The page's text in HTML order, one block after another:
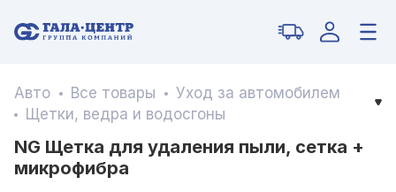
Авто Все товары
Уход за автомобилем
Щетки, ведра и водосгоны
NG Щетка для удаления пыли, сетка +
микрофибра